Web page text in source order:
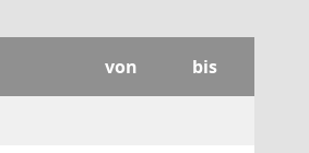
von bis